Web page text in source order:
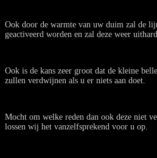
Ook door de warmte van uw duim zal de
geactiveerd worden en zal deze weer
Ook is de kans zeer groot dat de kleine
zullen verdwijnen als u er niets aan doet.
Mocht om welke reden dan ook deze niet
lossen wij het vanzelfsprekend voor u op.